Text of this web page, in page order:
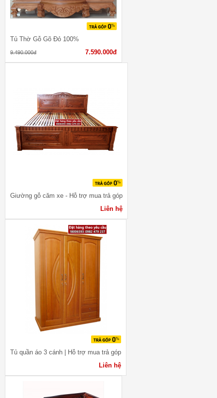
Tủ Thờ Gỗ Gõ Đỏ 100%
9.490.000đ 7.590.000đ
Giường gỗ căm xe - Hỗ trợ mua trả góp
Liên hệ
Tủ quần áo 3 cánh | Hỗ trợ mua trả góp
Liên hệ